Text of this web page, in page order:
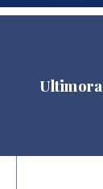
Ultimora